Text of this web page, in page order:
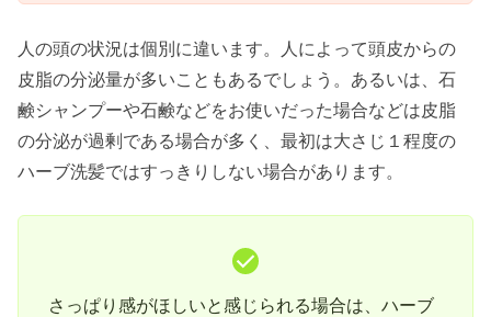
人の頭の状況は個別に違います。人によって頭皮からの
皮脂の分泌量が多いこともあるでしょう。あるいは、石
鹸シャンプーや石鹸などをお使いだった場合などは皮脂
の分泌が過剰である場合が多く、最初は大さじ１程度の
ハーブ洗髪ではすっきりしない場合があります。
さっぱり感がほしいと感じられる場合は、ハーブ